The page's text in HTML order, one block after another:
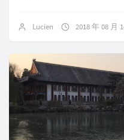
Lucien 2018 年 08 月